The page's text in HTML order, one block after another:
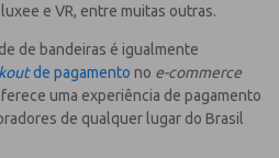
e VR, entre muitas outras.
de bandeiras é igualmente
de pagamento no e-commerce
uma experiência de pagamento
de qualquer lugar do Brasil